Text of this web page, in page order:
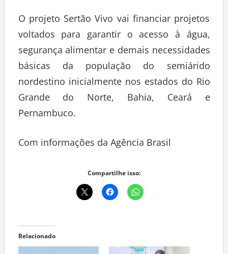
O projeto Sertão Vivo vai financiar projetos
voltados para garantir o acesso à água,
segurança alimentar e demais necessidades
básicas da população do semiárido
nordestino inicialmente nos estados do Rio
Grande do Norte, Bahia, Ceará e
Pernambuco.
Com informações da Agência Brasil
Compartilhe isso:
Relacionado